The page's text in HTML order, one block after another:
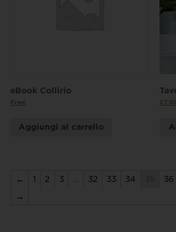
eBook Collirio
Free!
Aggiungi al carrello
← 1 2 3 … 32 33 34 36
→